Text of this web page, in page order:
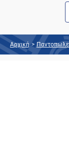
Αρχική >